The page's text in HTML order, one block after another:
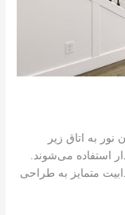
به اتاق زیر
استفاده می‌شوند.
متمایز به طراحی